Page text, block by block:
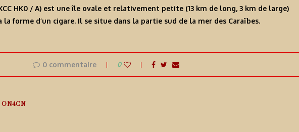
HK0 / A) est une île ovale et relativement petite (13 km de long, 3 km de large)
la forme d’un cigare. Il se situe dans la partie sud de la mer des Caraïbes.
0 commentaire 0